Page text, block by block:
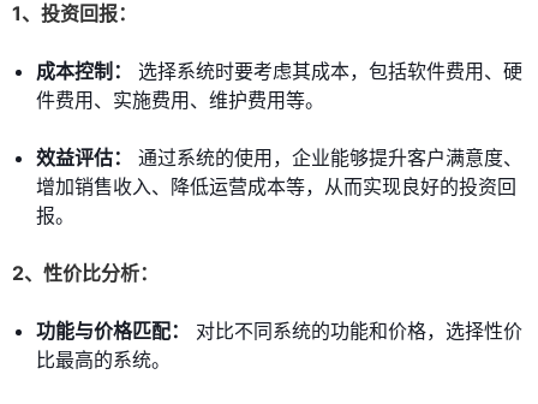
1、投资回报：
成本控制：
选择系统时要考虑其成本，包括软件费用、硬
件费用、实施费用、维护费用等。
效益评估：
通过系统的使用，企业能够提升客户满意度、
增加销售收入、降低运营成本等，从而实现良好的投资回
报。
2、性价比分析：
功能与价格匹配：
对比不同系统的功能和价格，选择性价
比最高的系统。